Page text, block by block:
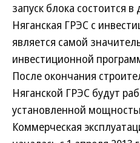
запуск блока состоится в
Няганская ГРЭС с
является самой
инвестиционной
После окончания
Няганской ГРЭС будут
установленной
Коммерческая